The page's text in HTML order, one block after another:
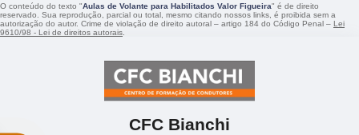
O conteúdo do texto "Aulas de Volante para Habilitados Valor Figueira" é de direito
reservado. Sua reprodução, parcial ou total, mesmo citando nossos links, é proibida sem a
autorização do autor. Crime de violação de direito autoral – artigo 184 do Código Penal – Lei
9610/98 - Lei de direitos autorais
CFC Bianchi